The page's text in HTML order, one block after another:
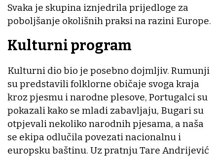
Svaka je skupina iznjedrila prijedloge za
poboljšanje okolišnih praksi na razini Europe.
Kulturni program
Kulturni dio bio je posebno dojmljiv. Rumunji
su predstavili folklorne običaje svoga kraja
kroz pjesmu i narodne plesove, Portugalci su
pokazali kako se mladi zabavljaju, Bugari su
otpjevali nekoliko narodnih pjesama, a naša
se ekipa odlučila povezati nacionalnu i
europsku baštinu. Uz pratnju Tare Andrijević